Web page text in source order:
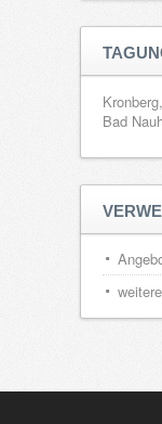
Bad